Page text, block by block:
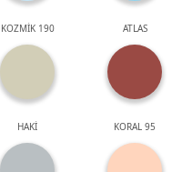
KOZMİK 190 ATLAS
HAKİ KORAL 95